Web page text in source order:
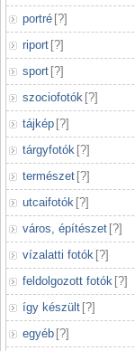
portré [?]
riport [?]
sport [?]
szociofotók [?]
tájkép [?]
tárgyfotók [?]
természet [?]
utcaifotók [?]
város, építészet [?]
vízalatti fotók [?]
feldolgozott fotók [?]
így készült [?]
egyéb [?]